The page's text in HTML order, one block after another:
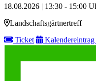
18.08.2026 | 13:30 - 15:00
Landschaftsgärtnertreff
Ticket
Kalendereintrag